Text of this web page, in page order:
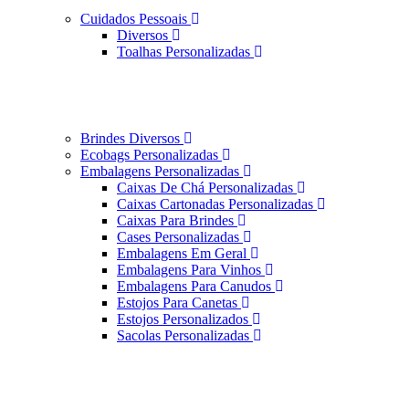
Cuidados Pessoais
Diversos
Toalhas Personalizadas
Brindes Diversos
Ecobags Personalizadas
Embalagens Personalizadas
Caixas De Chá Personalizadas
Caixas Cartonadas Personalizadas
Caixas Para Brindes
Cases Personalizadas
Embalagens Em Geral
Embalagens Para Vinhos
Embalagens Para Canudos
Estojos Para Canetas
Estojos Personalizados
Sacolas Personalizadas